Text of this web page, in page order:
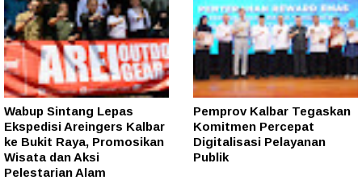
Wabup Sintang Lepas
Ekspedisi Areingers Kalbar
ke Bukit Raya, Promosikan
Wisata dan Aksi
Pelestarian Alam
Pemprov Kalbar Tegaskan
Komitmen Percepat
Digitalisasi Pelayanan
Publik